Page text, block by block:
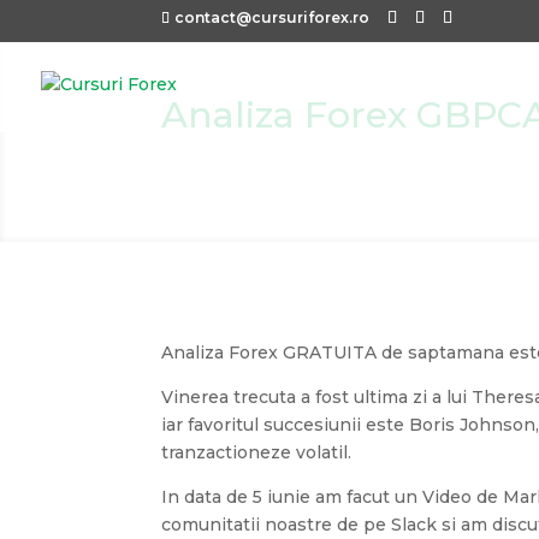
contact@cursuriforex.ro
Analiza Forex
Analiza Forex GRATUITA de saptamana
Vinerea trecuta a fost ultima zi a lui
iar favoritul succesiunii este Boris
tranzactioneze volatil.
In data de 5 iunie am facut un Video de
comunitatii noastre de pe Slack si am